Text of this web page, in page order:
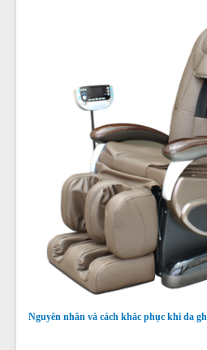
Nguyên nhân và cách khắc phục khi da